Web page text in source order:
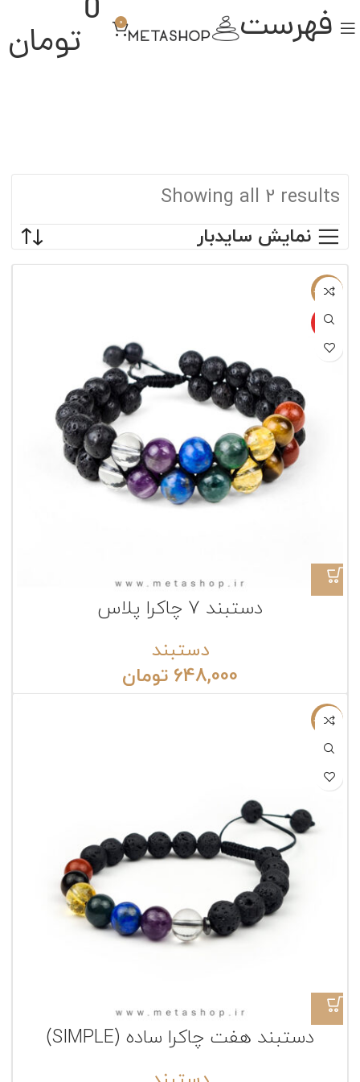
فهرست 0
0
تومان
Showing all 2 results
نمایش سایدبار
ناموجود
ویژه
دستبند 7 چاکرا پلاس
دستبند
648,000 تومان
ناموجود
دستبند هفت چاکرا ساده (SIMPLE)